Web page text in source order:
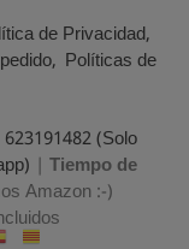
de Privacidad
Políticas de
623191482 (Solo
| Tiempo de
Amazon :-)